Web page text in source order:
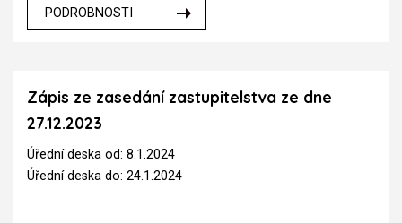
PODROBNOSTI
Zápis ze zasedání zastupitelstva ze dne
27.12.2023
Úřední deska od: 8.1.2024
Úřední deska do: 24.1.2024